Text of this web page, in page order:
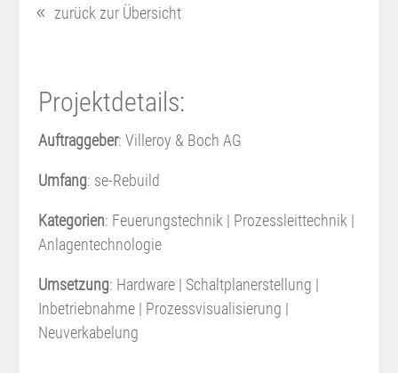
zurück zur Übersicht
Projektdetails:
Auftraggeber: Villeroy & Boch AG
Umfang: se-Rebuild
Kategorien: Feuerungstechnik | Prozessleittechnik |
Anlagentechnologie
Umsetzung: Hardware | Schaltplanerstellung |
Inbetriebnahme | Prozessvisualisierung |
Neuverkabelung